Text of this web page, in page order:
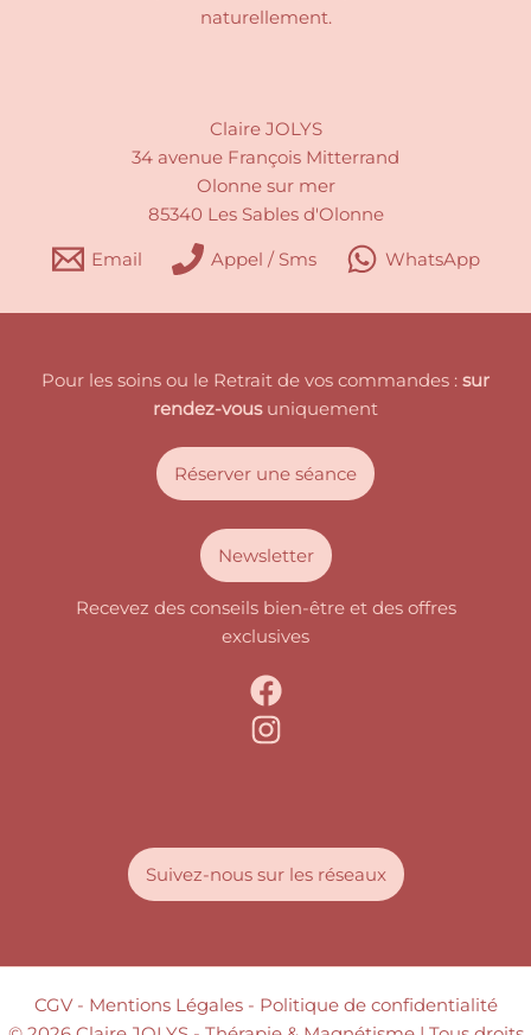
naturellement.
Claire JOLYS
34 avenue François Mitterrand
Olonne sur mer
85340 Les Sables d'Olonne
Email Appel / Sms WhatsApp
Pour les soins ou le Retrait de vos commandes : sur
rendez-vousuniquement
Réserver une séance
Newsletter
Recevez des conseils bien-être et des offres
exclusives
Suivez-nous sur les réseaux
CGV- Mentions Légales - Politique de confidentialité